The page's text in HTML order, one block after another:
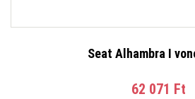
Seat Alhambra I
62 071 Ft‎